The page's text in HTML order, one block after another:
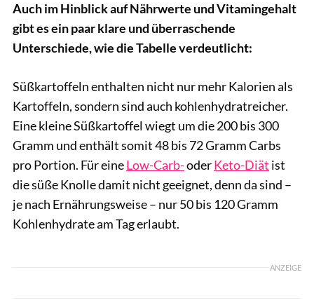
Auch im Hinblick auf Nährwerte und Vitamingehalt
gibt es ein paar klare und überraschende
Unterschiede, wie die Tabelle verdeutlicht:
Süßkartoffeln enthalten nicht nur mehr Kalorien als
Kartoffeln, sondern sind auch kohlenhydratreicher.
Eine kleine Süßkartoffel wiegt um die 200 bis 300
Gramm und enthält somit 48 bis 72 Gramm Carbs
pro Portion. Für eineLow-Carb-oderKeto-Diät ist
die süße Knolle damit nicht geeignet, denn da sind –
je nach Ernährungsweise – nur 50 bis 120 Gramm
Kohlenhydrate am Tag erlaubt.
ANZEIGE